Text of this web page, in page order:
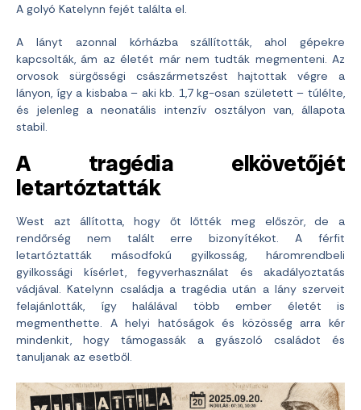
A golyó Katelynn fejét találta el.
A lányt azonnal kórházba szállították, ahol gépekre
kapcsolták, ám az életét már nem tudták megmenteni. Az
orvosok sürgősségi császármetszést hajtottak végre a
lányon, így a kisbaba – aki kb. 1,7 kg-osan született – túlélte,
és jelenleg a neonatális intenzív osztályon van, állapota
stabil.
A tragédia elkövetőjét
letartóztatták
West azt állította, hogy őt lőtték meg először, de a
rendőrség nem talált erre bizonyítékot. A férfit
letartóztatták másodfokú gyilkosság, háromrendbeli
gyilkossági kísérlet, fegyverhasználat és akadályoztatás
vádjával. Katelynn családja a tragédia után a lány szerveit
felajánlották, így halálával több ember életét is
megmenthette. A helyi hatóságok és közösség arra kér
mindenkit, hogy támogassák a gyászoló családot és
tanuljanak az esetből.